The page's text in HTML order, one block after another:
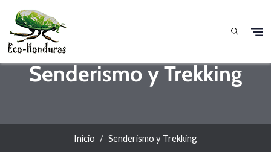
Senderismo y Trekking
Inicio Senderismo y Trekking